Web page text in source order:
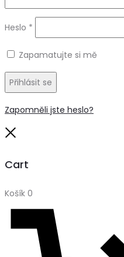
Heslo *
Zapamatujte si mě
Přihlásit se
Zapomněli jste heslo?
Cart
Košík 0